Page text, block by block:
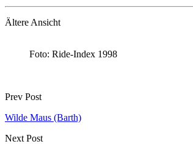
Ältere Ansicht
Foto: Ride-Index 1998
Prev Post
Wilde Maus (Barth)
Next Post